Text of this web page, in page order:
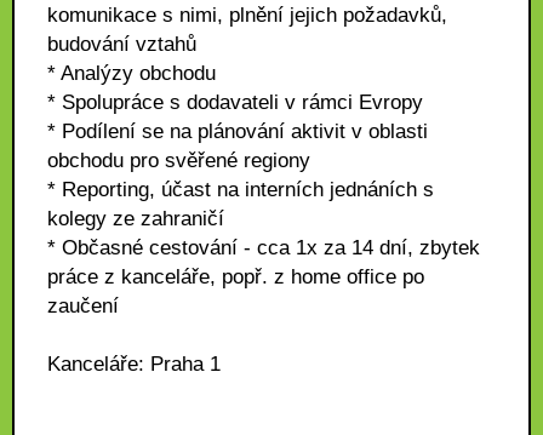
komunikace s nimi, plnění jejich požadavků,
budování vztahů
* Analýzy obchodu
* Spolupráce s dodavateli v rámci Evropy
* Podílení se na plánování aktivit v oblasti
obchodu pro svěřené regiony
* Reporting, účast na interních jednáních s
kolegy ze zahraničí
* Občasné cestování - cca 1x za 14 dní, zbytek
práce z kanceláře, popř. z home office po
zaučení
Kanceláře: Praha 1